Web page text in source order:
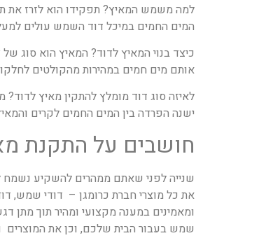
למה משמש המאיץ? תפקידו הוא לזרז את
המים החמים במיכל דוד השמש עולים
כיצד בנוי המאיץ לדוד? המאיץ הוא סוג
אותם מים חמים במהירות מהקולטים
לאיזה סוג דוד מומלץ להתקין מאיץ לדוד?
ישנה הפרדה בין המים החמים לקרים
חושבים על התקנת
שנייה לפני שאתם ממהרים להשקיע נשמח
את כל מוצרי חברת כרומגן – דודי שמש,
ומאמינים במענה מקצועי ומהיר תוך מתן
שמש בעבור הבית שלכם, וכן את המוצרים